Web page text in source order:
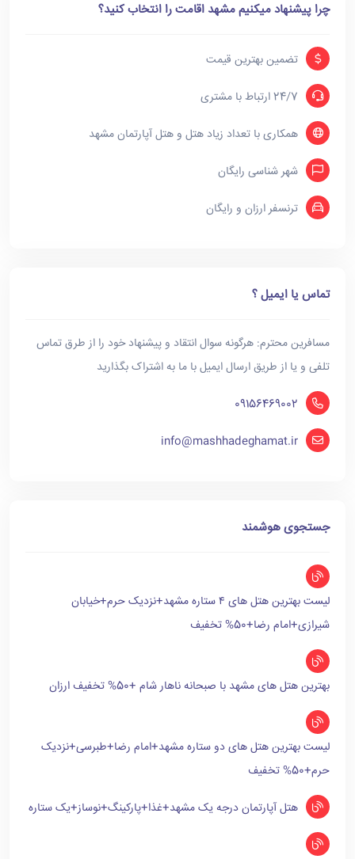
چرا پیشنهاد میکنیم مشهد اقامت را انتخاب کنید؟
تضمین بهترین قیمت
24/7 ارتباط با مشتری
همکاری با تعداد زیاد هتل و هتل آپارتمان مشهد
شهر شناسی رایگان
ترنسفر ارزان و رایگان
تماس یا ایمیل ؟
مسافرین محترم: هرگونه سوال انتقاد و پیشنهاد خود را از طرق تماس
تلفی و یا از طریق ارسال ایمیل با ما به اشتراک بگذارید
09156469002
info@mashhadeghamat.ir
جستجوی هوشمند
لیست بهترین هتل های ۴ ستاره مشهد+نزدیک حرم+خیابان
شیرازی+امام رضا+50% تخفیف
بهترین هتل های مشهد با صبحانه ناهار شام +50% تخفیف ارزان
لیست بهترین هتل های دو ستاره مشهد+امام رضا+طبرسی+نزدیک
حرم+50% تخفیف
هتل آپارتمان درجه یک مشهد+غذا+پارکینگ+نوساز+یک ستاره